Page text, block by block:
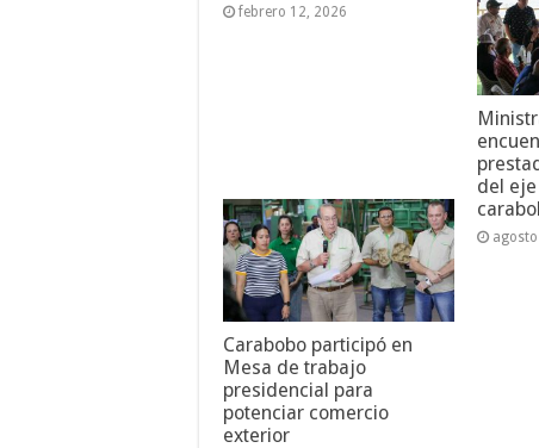
febrero 12, 2026
del
Carabobo participó en
Mesa de trabajo
presidencial para
potenciar comercio
exterior